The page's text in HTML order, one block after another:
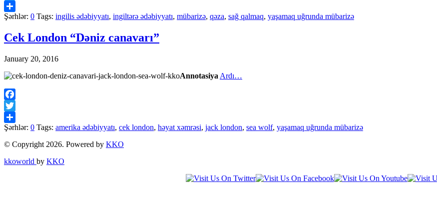
Twitter
Share
Şərhlər: 0 Tags: ingilis ədəbiyyatı, ingiltərə ədəbiyyatı, mübarizə, qəza, sağ qalmaq, yaşamaq uğrunda mübarizə
Сek London “Dəniz canavarı”
January 20, 2016
Annotasiya Ardı…
Facebook
Twitter
Share
Şərhlər: 0 Tags: amerika ədəbiyyatı, cek london, həyat xəmrəsi, jack london, sea wolf, yaşamaq uğrunda mübarizə
© Copyright 2026. Powered by KKO
kkoworld by KKO